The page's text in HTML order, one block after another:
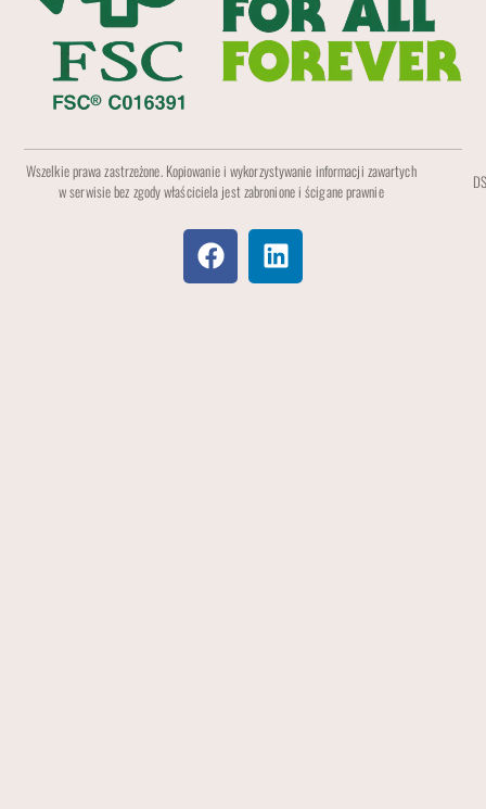
Wszelkie prawa zastrzeżone. Kopiowanie i wykorzystywanie informacji zawartych
w serwisie bez zgody właściciela jest zabronione i ścigane prawnie